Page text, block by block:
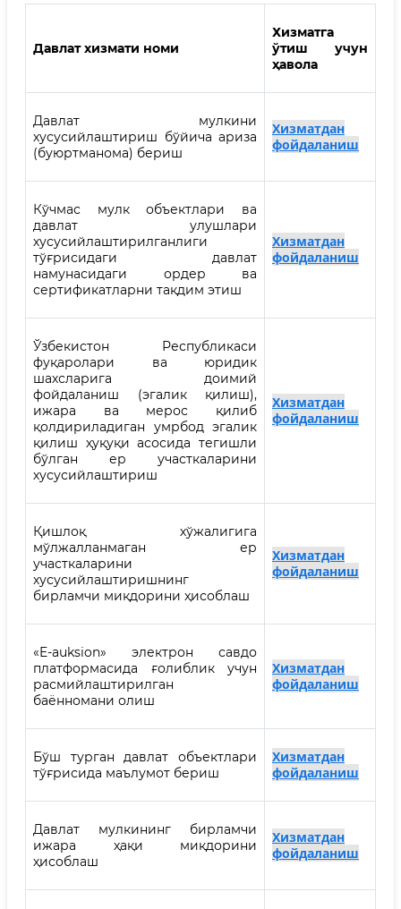
Давлат хизмати номи
Хизматга
ўтиш учун
ҳавола
Давлат мулкини
хусусийлаштириш бўйича ариза
(буюртманома) бериш
Хизматдан
фойдаланиш
Кўчмас мулк объектлари ва
давлат улушлари
хусусийлаштирилганлиги
тўғрисидаги давлат
намунасидаги ордер ва
сертификатларни тақдим этиш
Хизматдан
фойдаланиш
Ўзбекистон Республикаси
фуқаролари ва юридик
шахсларига доимий
фойдаланиш (эгалик қилиш),
ижара ва мерос қилиб
қолдириладиган умрбод эгалик
қилиш ҳуқуқи асосида тегишли
бўлган ер участкаларини
хусусийлаштириш
Хизматдан
фойдаланиш
Қишлоқ хўжалигига
мўлжалланмаган ер
участкаларини
хусусийлаштиришнинг
бирламчи миқдорини ҳисоблаш
Хизматдан
фойдаланиш
«E-auksion» электрон савдо
платформасида ғолиблик учун
расмийлаштирилган
баённомани олиш
Хизматдан
фойдаланиш
Бўш турган давлат объектлари
тўғрисида маълумот бериш
Хизматдан
фойдаланиш
Давлат мулкининг бирламчи
ижара ҳақи миқдорини
ҳисоблаш
Хизматдан
фойдаланиш